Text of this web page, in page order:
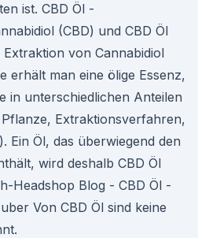
ist. CBD Öl -
(CBD) und CBD Öl
Extraktion von Cannabidiol
erhält man eine ölige Essenz,
in unterschiedlichen Anteilen
Extraktionsverfahren,
Ein Öl, das überwiegend den
wird deshalb CBD Öl
Headshop Blog - CBD Öl -
Von CBD Öl sind keine